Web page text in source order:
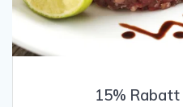
15%